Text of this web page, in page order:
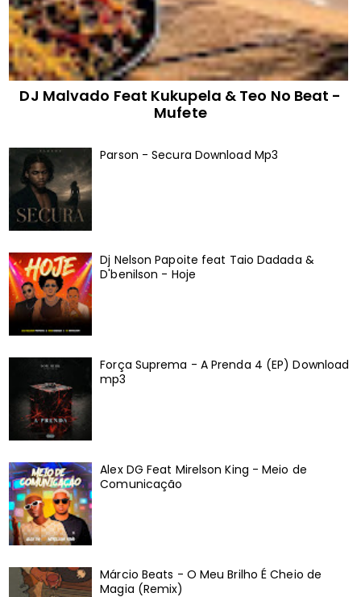
DJ Malvado Feat Kukupela & Teo No Beat -
Mufete
Parson - Secura Download Mp3
Dj Nelson Papoite feat Taio Dadada &
D'benilson - Hoje
Força Suprema - A Prenda 4 (EP) Download
mp3
Alex DG Feat Mirelson King - Meio de
Comunicação
Márcio Beats - O Meu Brilho É Cheio de
Magia (Remix)